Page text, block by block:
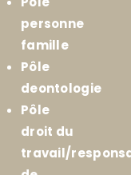
personne
famille
Pôle
deontologie
Pôle
droit du
travail/